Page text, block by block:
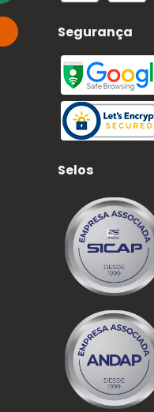
Segurança
Selos